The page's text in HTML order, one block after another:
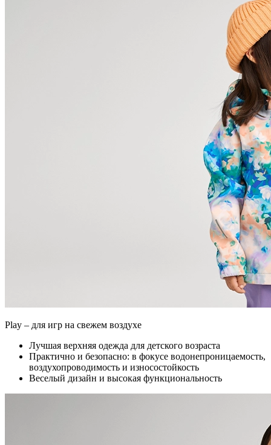
Play – для игр на свежем воздухе
Лучшая верхняя одежда для детского возраста
Практично и безопасно: в фокусе водонепроницаемость,
воздухопроводимость и износостойкость
Веселый дизайн и высокая функциональность